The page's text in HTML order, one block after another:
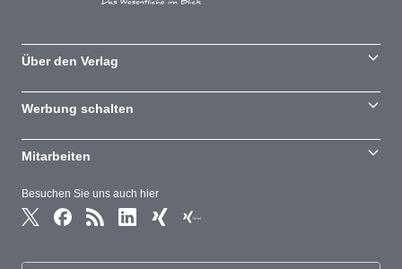
Besuchen Sie uns auch hier
Über den Verlag
Werbung schalten
Mitarbeiten